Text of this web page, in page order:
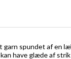
spundet af en
have glæde af